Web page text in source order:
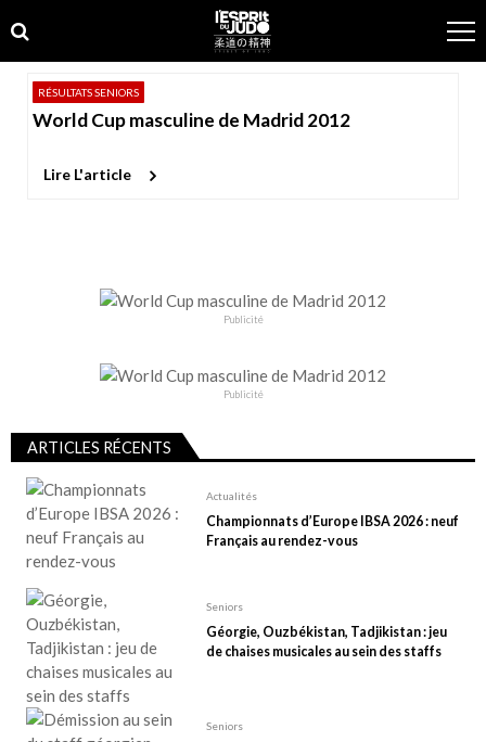
to
navigation
to
content
RÉSULTATS SENIORS
World Cup masculine de Madrid 2012
Lire L'article
Publicité
Publicité
ARTICLES RÉCENTS
Actualités
Championnats d’Europe IBSA 2026 : neuf
Français au rendez-vous
Seniors
Géorgie, Ouzbékistan, Tadjikistan : jeu
de chaises musicales au sein des staffs
Seniors